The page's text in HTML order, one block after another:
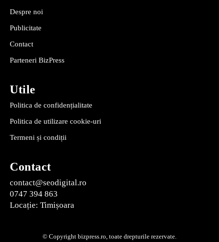
Despre noi
Publicitate
Contact
Parteneri BizPress
Utile
Politica de confidențialitate
Politica de utilizare cookie-uri
Termeni și condiții
Contact
contact@seodigital.ro
0747 394 863
Locație: Timișoara
© Copyright bizpress.ro, toate drepturile rezervate.